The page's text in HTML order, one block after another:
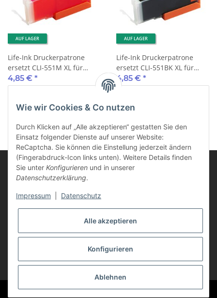
AUF LAGER
Life-Ink Druckerpatrone
ersetzt CLI-551M XL für
Canon Drucker magenta mit
Chip
4,85 € *
AUF LAGER
Life-Ink Druckerpatrone
ersetzt CLI-551BK XL für
Canon Drucker black mit
Chip
4,85 € *
Kunden Service
* Alle Preise inkl. gesetzlicher USt., zzgl.Versand
© Life-Ink
Wie wir Cookies & Co nutzen
Durch Klicken auf „Alle akzeptieren“ gestatten Sie den
Einsatz folgender Dienste auf unserer Website:
ReCaptcha. Sie können die Einstellung jederzeit ändern
(Fingerabdruck-Icon links unten). Weitere Details finden
Sie unter Konfigurieren und in unserer
Datenschutzerklärung.
Impressum Datenschutz
Alle akzeptieren
Konfigurieren
Ablehnen